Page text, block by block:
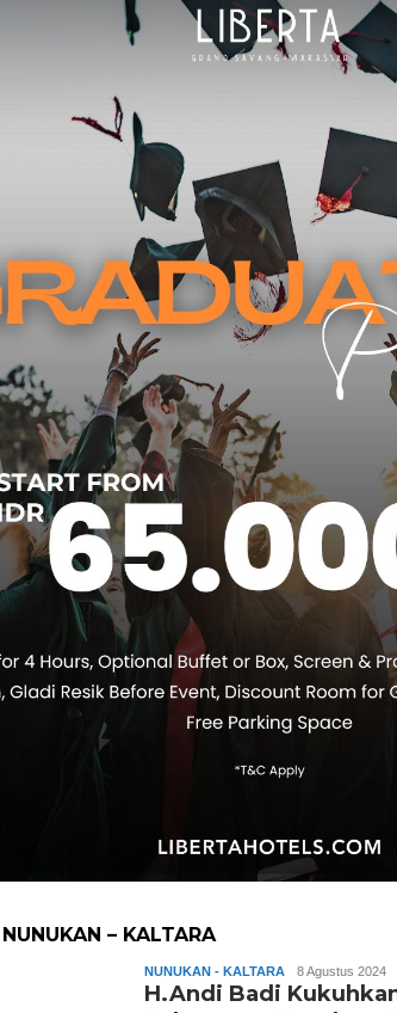
NUNUKAN – KALTARA
NUNUKAN - KALTARA Slamet
Riady
8 Agustus 2024
H.Andi Badi